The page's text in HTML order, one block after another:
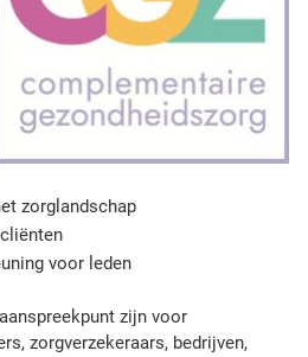
zorglandschap
voor leden
zijn voor
zorgverzekeraars, bedrijven,